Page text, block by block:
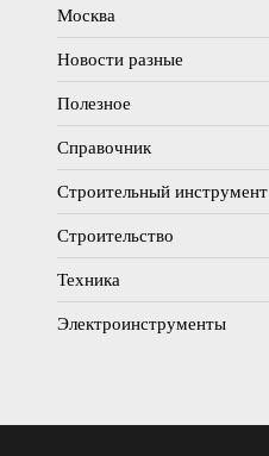
Москва
Новости разные
Полезное
Справочник
Строительный инструмент
Строительство
Техника
Электроинструменты